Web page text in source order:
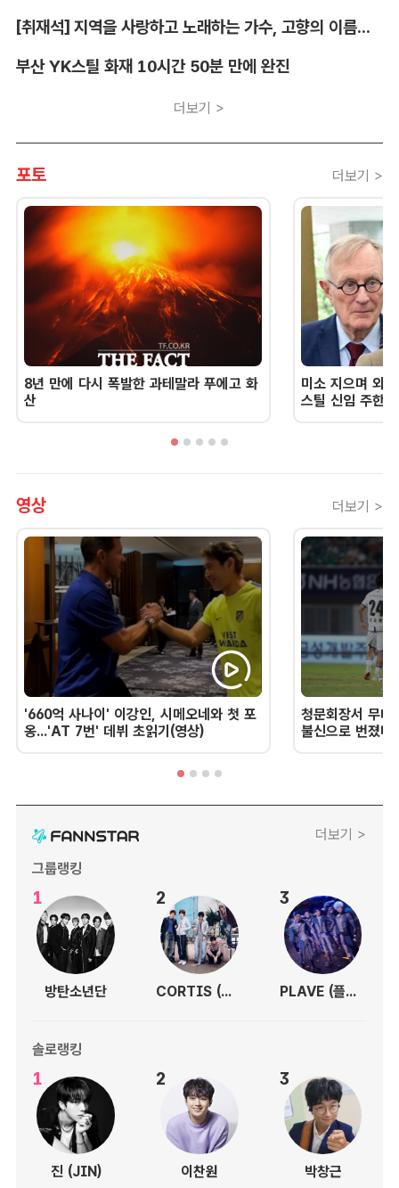
[취재석] 지역을 사랑하고 노래하는 가수, 고향의 이름을 남긴다
부산 YK스틸 화재 10시간 50분 만에 완진
더보기 >
포토 더보기 >
8년 만에 다시 폭발한 과테말라 푸에고 화
산
미소 지으며 외
스틸 신임 주한
영상 더보기 >
'660억 사나이' 이강인, 시메오네와 첫 포
옹...'AT 7번' 데뷔 초읽기(영상)
청문회장서 무너
불신으로 번졌
더보기 >
그룹랭킹
1
방탄소년단
2
CORTIS (코르티스)
3
PLAVE (플레이브)
솔로랭킹
1
진 (JIN)
2
이찬원
3
박창근